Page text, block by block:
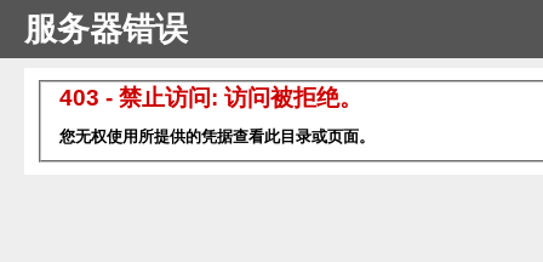
服务器错误
403 - 禁止访问: 访问被拒绝。
您无权使用所提供的凭据查看此目录或页面。